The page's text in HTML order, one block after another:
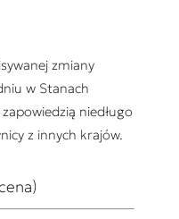
zmiany
w Stanach
niedługo
z innych krajów.